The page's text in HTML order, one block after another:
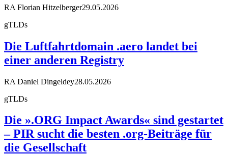
RA Florian Hitzelberger29.05.2026
gTLDs
Die Luftfahrtdomain .aero landet bei
einer anderen Registry
RA Daniel Dingeldey28.05.2026
gTLDs
Die ».ORG Impact Awards« sind gestartet
– PIR sucht die besten .org-Beiträge für
die Gesellschaft